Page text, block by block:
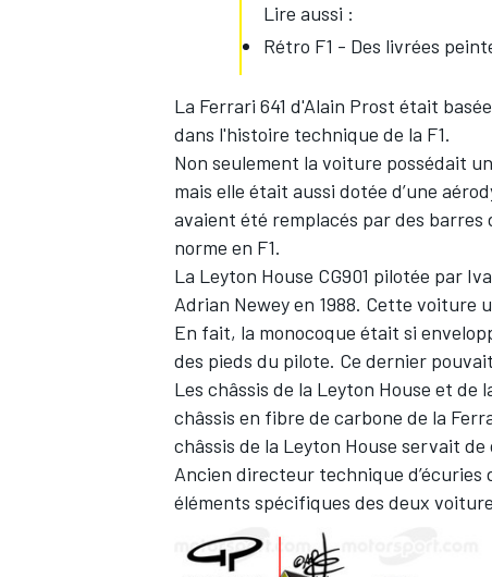
WEC
Lire aussi :
Rétro F1 - Des livrées
La Ferrari 641 d'Alain Prost était
dans l'histoire technique de la F1.
Non seulement la voiture possédait
mais elle était aussi dotée d’une
avaient été remplacés par des
norme en F1.
La Leyton House CG901 pilotée par
Adrian Newey en 1988. Cette voiture
En fait, la monocoque était si
des pieds du pilote. Ce dernier
Les châssis de la Leyton House et
châssis en fibre de carbone de la
châssis de la Leyton House servait de
Ancien directeur technique d’écuries
éléments spécifiques des deux